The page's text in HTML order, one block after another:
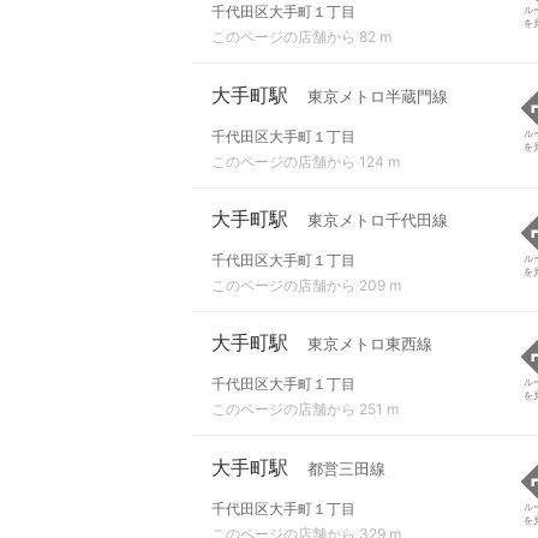
千代田区大手町１丁目
このページの店舗から 82 m
ル
を
大手町駅 東京メトロ半蔵門線
千代田区大手町１丁目
このページの店舗から 124 m
ル
を
大手町駅 東京メトロ千代田線
千代田区大手町１丁目
このページの店舗から 209 m
ル
を
大手町駅 東京メトロ東西線
千代田区大手町１丁目
このページの店舗から 251 m
ル
を
大手町駅 都営三田線
千代田区大手町１丁目
このページの店舗から 329 m
ル
を